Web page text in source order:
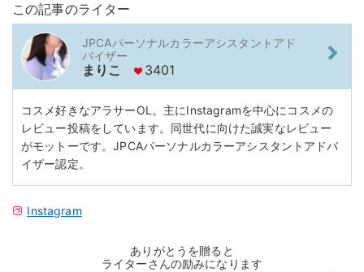
この記事のライター
JPCAパーソナルカラーアシスタントアド
バイザー
まりこ 3401
コスメ好きなアラサーOL。主にInstagramを中心にコスメの
レビュー投稿をしています。同世代に向けた誠実なレビュー
がモットーです。JPCAパーソナルカラーアシスタントアドバ
イザー認定。
Instagram
ありがとうを贈ると
ライターさんの励みになります